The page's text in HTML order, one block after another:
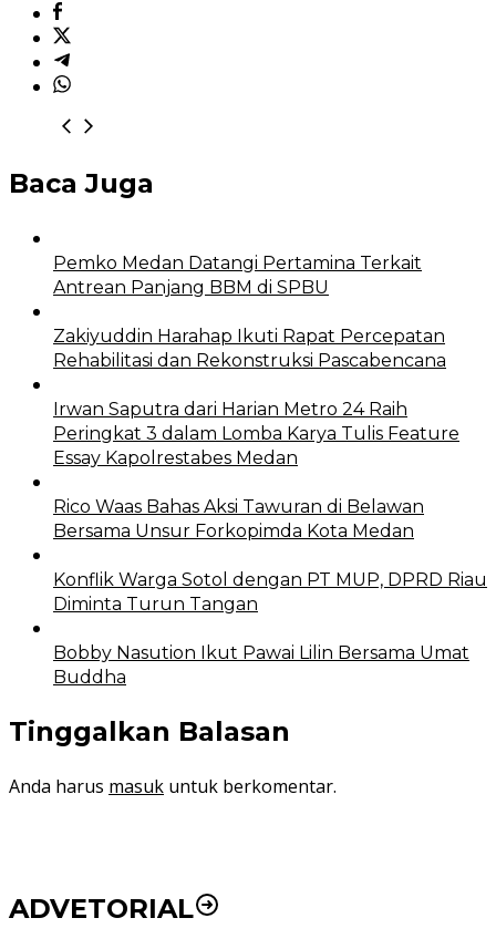
Baca Juga
Pemko Medan Datangi Pertamina Terkait
Antrean Panjang BBM di SPBU
Zakiyuddin Harahap Ikuti Rapat Percepatan
Rehabilitasi dan Rekonstruksi Pascabencana
Irwan Saputra dari Harian Metro 24 Raih
Peringkat 3 dalam Lomba Karya Tulis Feature
Essay Kapolrestabes Medan
Rico Waas Bahas Aksi Tawuran di Belawan
Bersama Unsur Forkopimda Kota Medan
Konflik Warga Sotol dengan PT MUP, DPRD Riau
Diminta Turun Tangan
Bobby Nasution Ikut Pawai Lilin Bersama Umat
Buddha
Tinggalkan Balasan
Anda harus masuk untuk berkomentar.
ADVETORIAL